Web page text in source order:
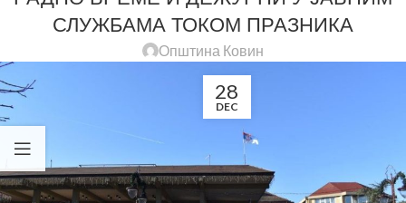
СЛУЖБАМА ТОКОМ ПРАЗНИКА
Општина Ковин
28
DEC